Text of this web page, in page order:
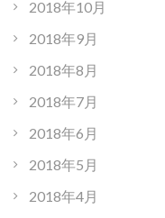
2018年10月
2018年9月
2018年8月
2018年7月
2018年6月
2018年5月
2018年4月